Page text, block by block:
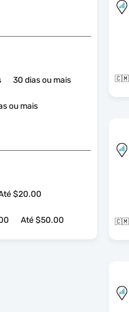
30 dias ou mais
ou mais
$20.00
Até $50.00